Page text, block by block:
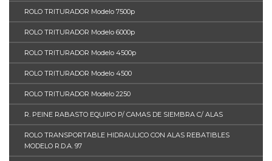
ROLO TRITURADOR Modelo 7500p
ROLO TRITURADOR Modelo 6000p
ROLO TRITURADOR Modelo 4500p
ROLO TRITURADOR Modelo 4500
ROLO TRITURADOR Modelo 2250
R. PEINE RABASTO EQUIPO P/ CAMAS DE SIEMBRA C/ ALAS
ROLO TRANSPORTABLE HIDRAULICO CON ALAS REBATIBLES
MODELO R.D.A. 97